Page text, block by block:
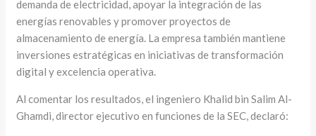
demanda de electricidad, apoyar la integración de las
energías renovables y promover proyectos de
almacenamiento de energía. La empresa también mantiene
inversiones estratégicas en iniciativas de transformación
digital y excelencia operativa.
Al comentar los resultados, el ingeniero Khalid bin Salim Al-
Ghamdi, director ejecutivo en funciones de la SEC, declaró: